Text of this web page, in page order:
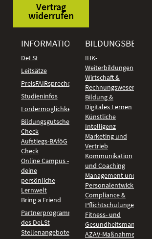
Vertrag
widerrufen
INFORMATIONEN
DeLSt
Leitsätze
PreisFAIRsprechen
Studieninfos
Fördermöglichkeiten
Bildungsgutschein
Check
Aufstiegs-BAföG
Check
Online Campus -
deine
persönliche
Lernwelt
Bring a Friend
Partnerprogramm
des DeLSt
Stellenangebote
IHK-
Weiterbildungen
Wirtschaft &
Rechnungswesen
Bildung &
Digitales Lernen
Künstliche
Intelligenz
Marketing und
Vertrieb
Kommunikation
und Coaching
Management und
Personalentwicklung
Compliance &
Pflichtschulungen
Fitness- und
AZAV-Maßnahmen